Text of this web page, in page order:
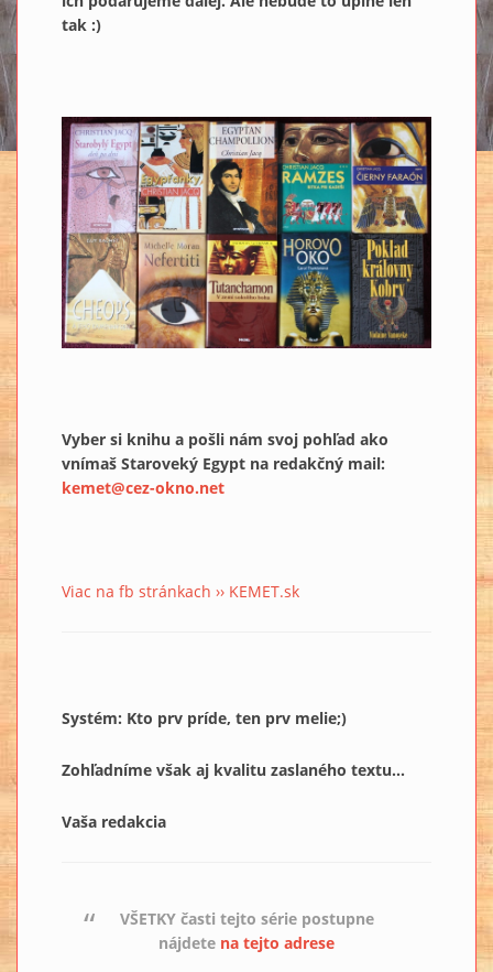
tak :)
Vyber si knihu a pošli nám svoj pohľad ako
vnímaš Staroveký Egypt na redakčný mail:
kemet@cez-okno.net
Viac na fb stránkach ›› KEMET.sk
Systém: Kto prv príde, ten prv melie;)
Zohľadníme však aj kvalitu zaslaného textu...
Vaša redakcia
VŠETKY časti tejto série postupne
nájdete na tejto adrese